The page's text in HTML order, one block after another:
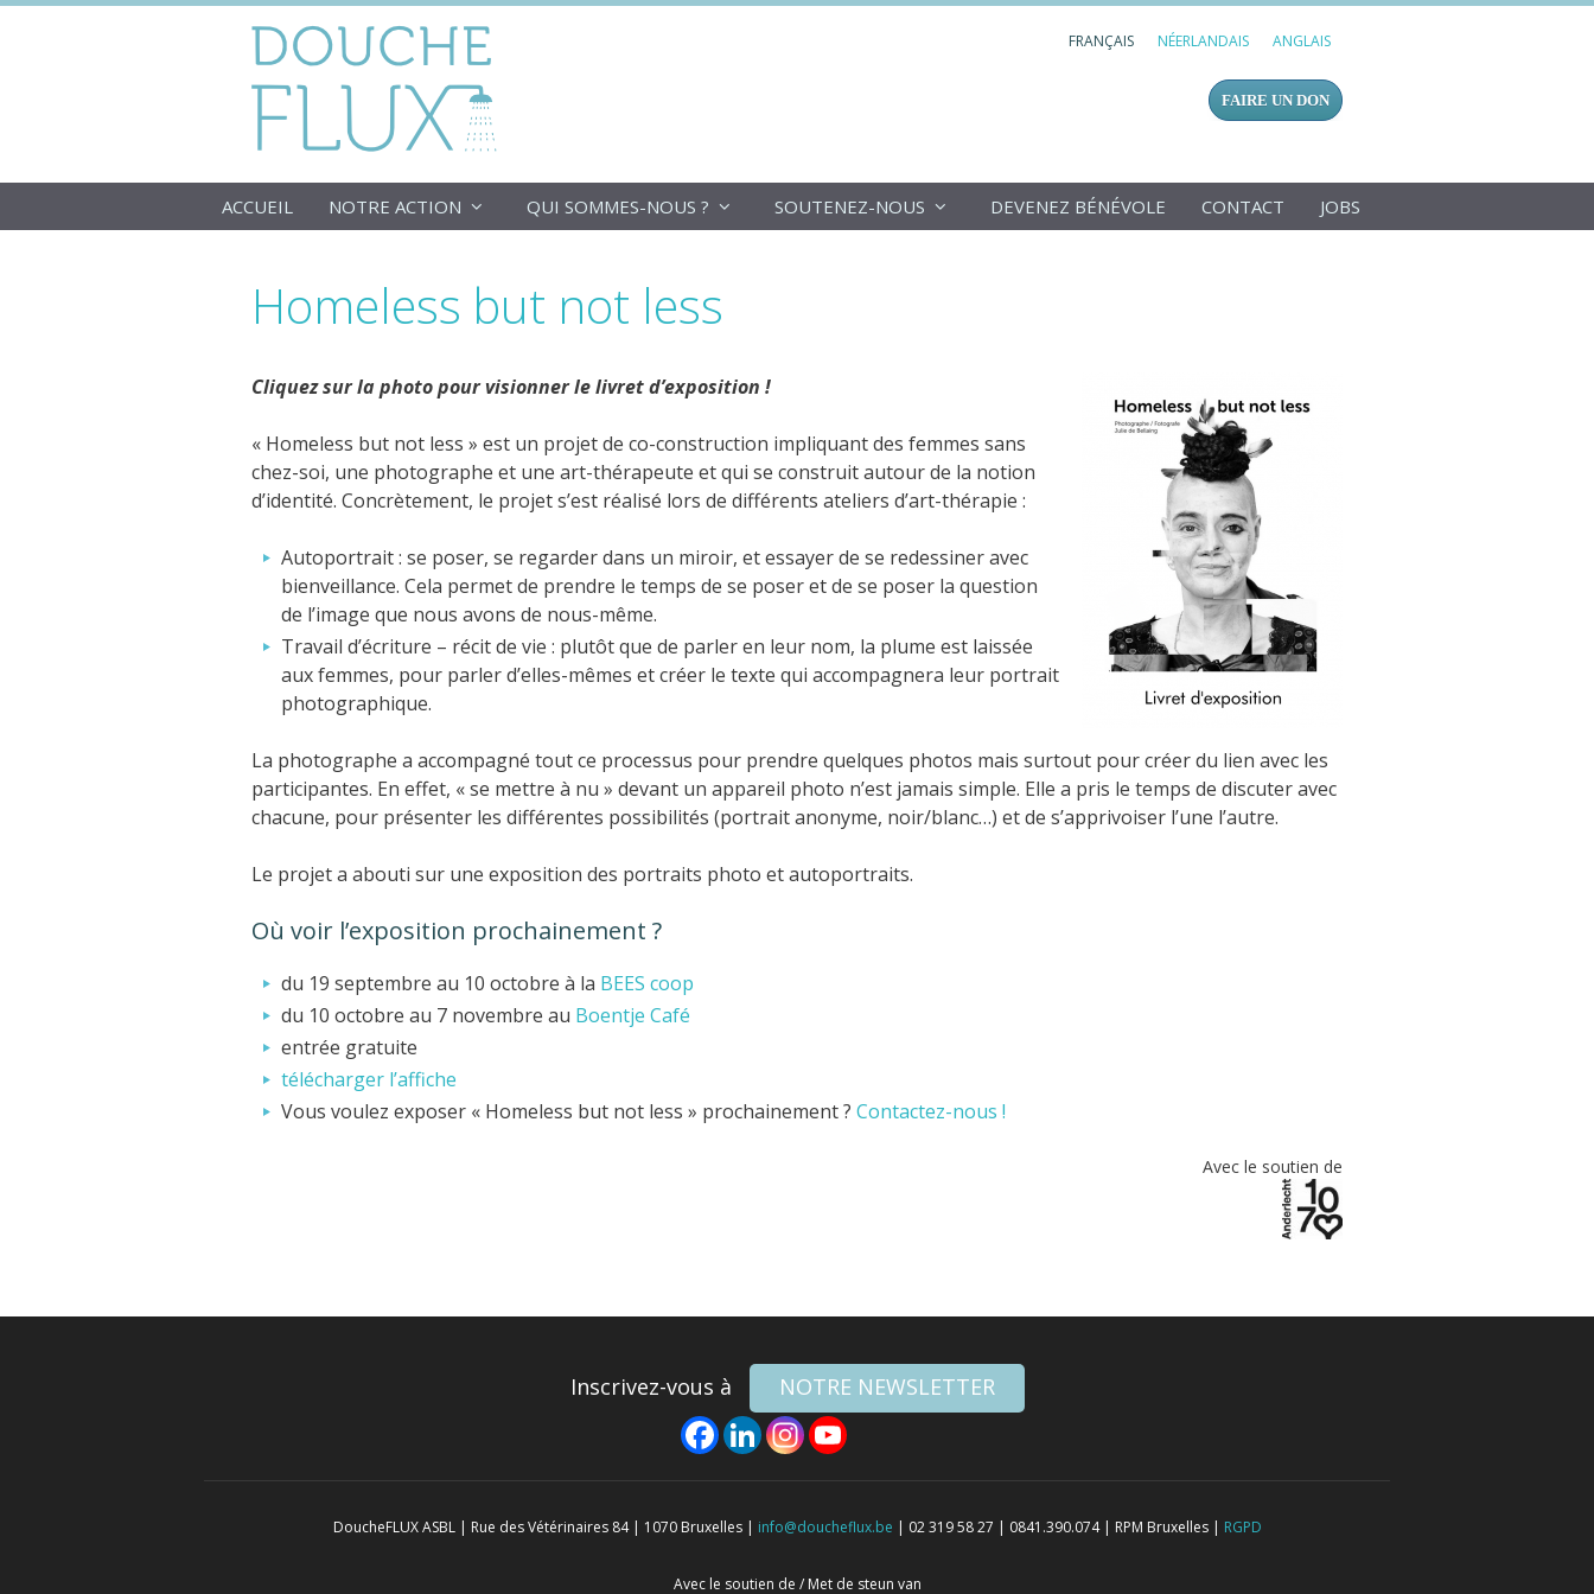
FRANÇAIS NÉERLANDAIS ANGLAIS
FAIRE UN DON
ACCUEIL NOTRE ACTION QUI SOMMES-NOUS ? SOUTENEZ-NOUS DEVENEZ BÉNÉVOLE CONTACT JOBS
Homeless but not less
Cliquez sur la photo pour visionner le livret d’exposition !
« Homeless but not less » est un projet de co-construction impliquant des femmes sans
chez-soi, une photographe et une art-thérapeute et qui se construit autour de la notion
d’identité. Concrètement, le projet s’est réalisé lors de différents ateliers d’art-thérapie :
Autoportrait : se poser, se regarder dans un miroir, et essayer de se redessiner avec
bienveillance. Cela permet de prendre le temps de se poser et de se poser la question
de l’image que nous avons de nous-même.
Travail d’écriture – récit de vie : plutôt que de parler en leur nom, la plume est laissée
aux femmes, pour parler d’elles-mêmes et créer le texte qui accompagnera leur portrait
photographique.
La photographe a accompagné tout ce processus pour prendre quelques photos mais surtout pour créer du lien avec les
participantes. En effet, « se mettre à nu » devant un appareil photo n’est jamais simple. Elle a pris le temps de discuter avec
chacune, pour présenter les différentes possibilités (portrait anonyme, noir/blanc…) et de s’apprivoiser l’une l’autre.
Le projet a abouti sur une exposition des portraits photo et autoportraits.
Où voir l’exposition prochainement ?
du 19 septembre au 10 octobre à la BEES coop
du 10 octobre au 7 novembre au Boentje Café
entrée gratuite
télécharger l’affiche
Vous voulez exposer « Homeless but not less » prochainement ? Contactez-nous !
Avec le soutien de
Inscrivez-vous à NOTRE NEWSLETTER
DoucheFLUX ASBL | Rue des Vétérinaires 84 | 1070 Bruxelles | info@doucheflux.be | 02 319 58 27 | 0841.390.074 | RPM Bruxelles | RGPD
Avec le soutien de / Met de steun van